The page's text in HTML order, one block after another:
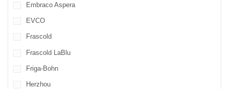
Embraco Aspera
EVCO
Frascold
Frascold LaBlu
Friga-Bohn
Herzhou